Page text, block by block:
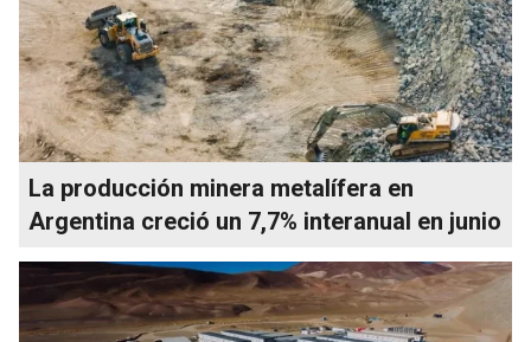
La producción minera metalífera en
Argentina creció un 7,7% interanual en junio